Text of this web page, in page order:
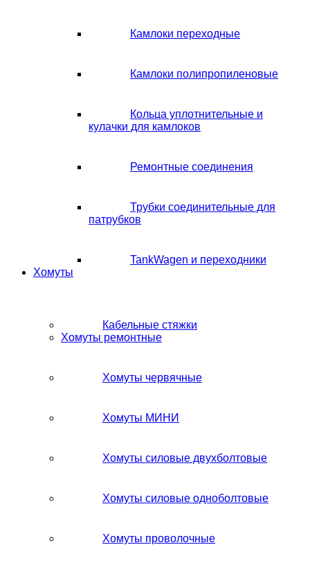
Камлоки переходные
Камлоки полипропиленовые
Кольца уплотнительные и
кулачки для камлоков
Ремонтные соединения
Трубки соединительные для
патрубков
TankWagen и переходники
Хомуты
Кабельные стяжки
Хомуты ремонтные
Хомуты червячные
Хомуты МИНИ
Хомуты силовые двухболтовые
Хомуты силовые одноболтовые
Хомуты проволочные